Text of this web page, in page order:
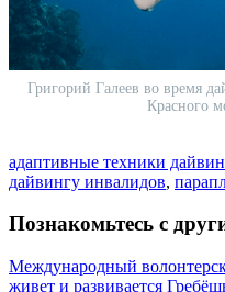
Григорий Галеев во время
Красного
адаптивные техники
дайвингу инвалидов,
Познакомьтесь с
Международный
живет и развивается